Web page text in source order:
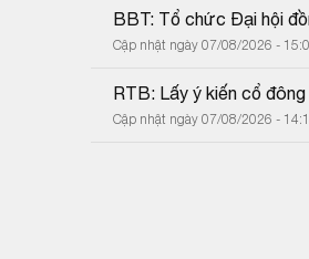
BBT: Tổ chức Đại hội
Cập nhật ngày 07/08/2026 -
RTB: Lấy ý kiến cổ
Cập nhật ngày 07/08/2026 -